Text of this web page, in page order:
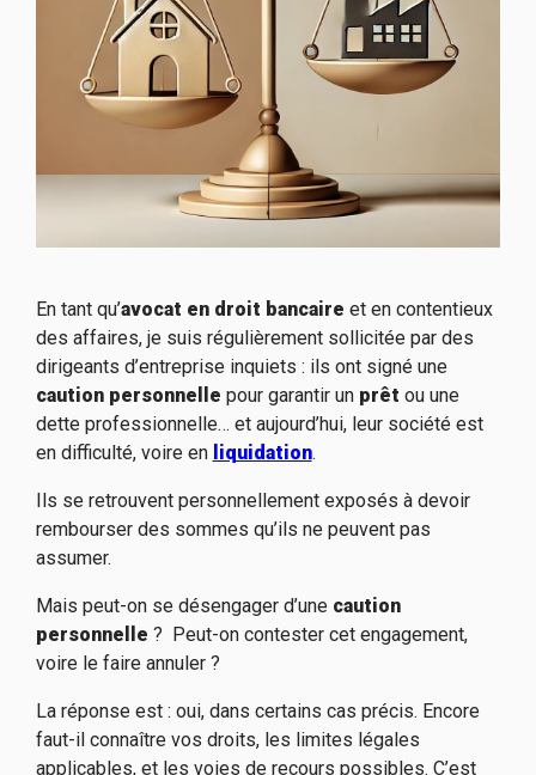
En tant qu’avocat en droit bancaire et en contentieux
des affaires, je suis régulièrement sollicitée par des
dirigeants d’entreprise inquiets : ils ont signé une
caution personnelle pour garantir un prêt ou une
dette professionnelle… et aujourd’hui, leur société est
en difficulté, voire en liquidation.
Ils se retrouvent personnellement exposés à devoir
rembourser des sommes qu’ils ne peuvent pas
assumer.
Mais peut-on se désengager d’une caution
personnelle ? Peut-on contester cet engagement,
voire le faire annuler ?
La réponse est : oui, dans certains cas précis. Encore
faut-il connaître vos droits, les limites légales
applicables, et les voies de recours possibles. C’est